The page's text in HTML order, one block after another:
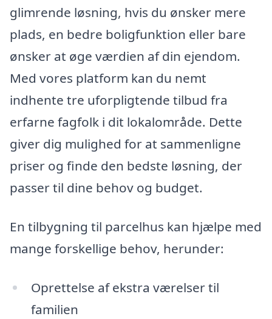
glimrende løsning, hvis du ønsker mere
plads, en bedre boligfunktion eller bare
ønsker at øge værdien af din ejendom.
Med vores platform kan du nemt
indhente tre uforpligtende tilbud fra
erfarne fagfolk i dit lokalområde. Dette
giver dig mulighed for at sammenligne
priser og finde den bedste løsning, der
passer til dine behov og budget.
En tilbygning til parcelhus kan hjælpe med
mange forskellige behov, herunder:
Oprettelse af ekstra værelser til
familien